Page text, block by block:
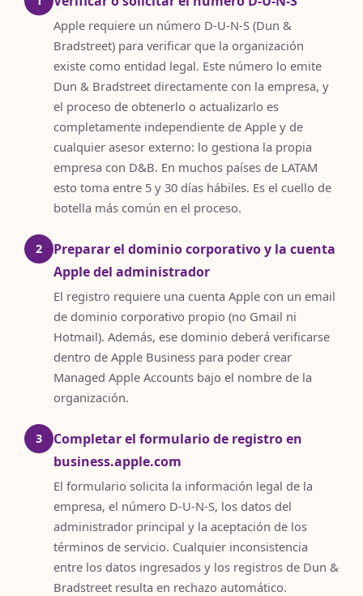
Apple requiere un número D-U-N-S (Dun &
Bradstreet) para verificar que la organización
existe como entidad legal. Este número lo emite
Dun & Bradstreet directamente con la empresa, y
el proceso de obtenerlo o actualizarlo es
completamente independiente de Apple y de
cualquier asesor externo: lo gestiona la propia
empresa con D&B. En muchos países de LATAM
esto toma entre 5 y 30 días hábiles. Es el cuello de
botella más común en el proceso.
2
Preparar el dominio corporativo y la cuenta
Apple del administrador
El registro requiere una cuenta Apple con un email
de dominio corporativo propio (no Gmail ni
Hotmail). Además, ese dominio deberá verificarse
dentro de Apple Business para poder crear
Managed Apple Accounts bajo el nombre de la
organización.
3
Completar el formulario de registro en
business.apple.com
El formulario solicita la información legal de la
empresa, el número D-U-N-S, los datos del
administrador principal y la aceptación de los
términos de servicio. Cualquier inconsistencia
entre los datos ingresados y los registros de Dun &
Bradstreet resulta en rechazo automático.